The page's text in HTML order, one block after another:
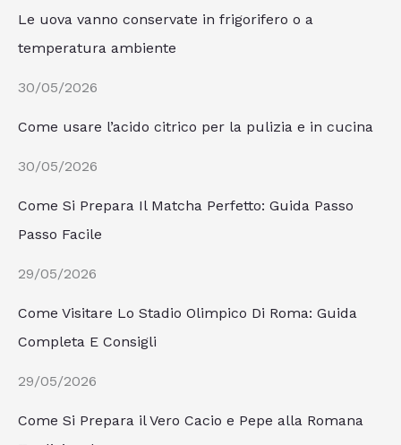
Le uova vanno conservate in frigorifero o a
temperatura ambiente
30/05/2026
Come usare l’acido citrico per la pulizia e in cucina
30/05/2026
Come Si Prepara Il Matcha Perfetto: Guida Passo
Passo Facile
29/05/2026
Come Visitare Lo Stadio Olimpico Di Roma: Guida
Completa E Consigli
29/05/2026
Come Si Prepara il Vero Cacio e Pepe alla Romana